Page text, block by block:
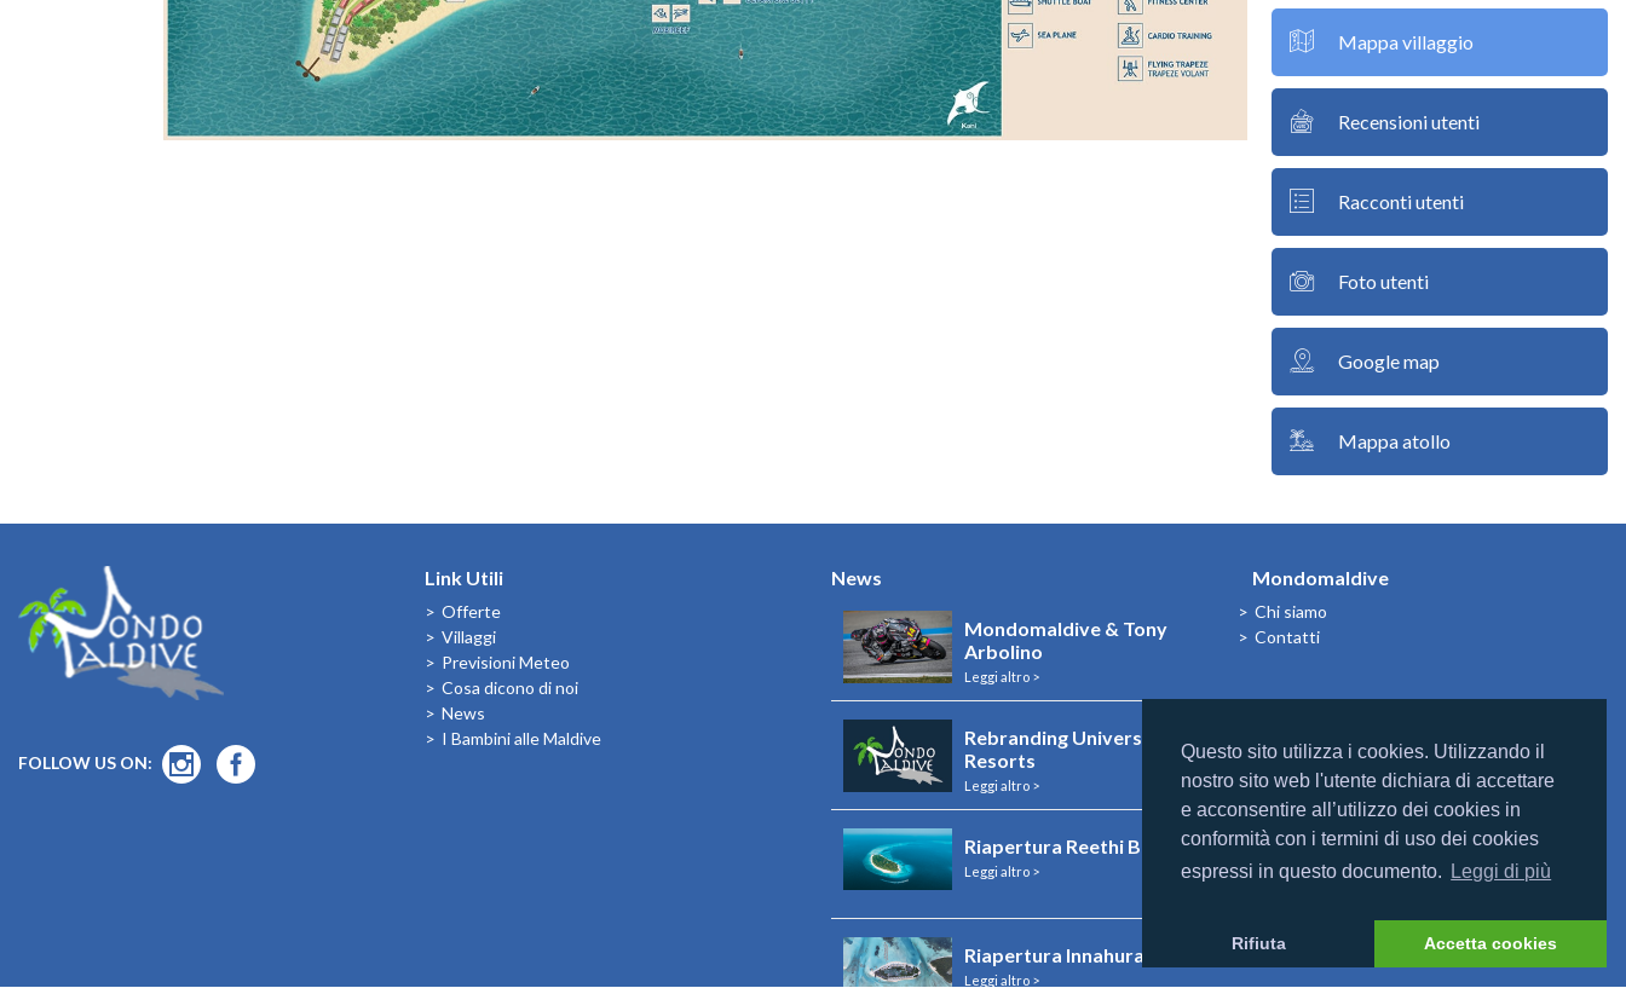
Questo sito utilizza i cookies. Utilizzando il
nostro sito web l'utente dichiara di accettare
e acconsentire all’utilizzo dei cookies in
conformità con i termini di uso dei cookies
espressi in questo documento.
Leggi di più
Rifiuta Accetta cookies
Mappa villaggio
Recensioni utenti
Racconti utenti
Foto utenti
Google map
Mappa atollo
FOLLOW US ON:
Link Utili
Offerte
Villaggi
Previsioni Meteo
Cosa dicono di noi
News
I Bambini alle Maldive
News
Mondomaldive & Tony
Arbolino
Leggi altro >
Rebranding Universal
Resorts
Leggi altro >
Riapertura Reethi Beach
Leggi altro >
Riapertura Innahura
Leggi altro >
Mondomaldive
Chi siamo
Contatti